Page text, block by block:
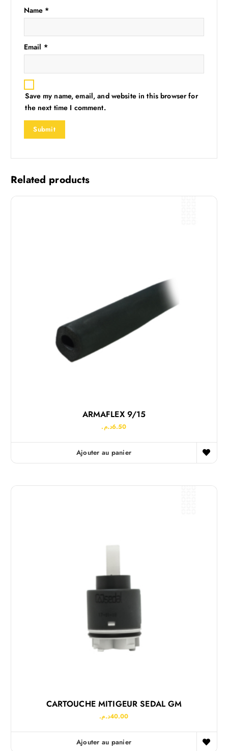
Name *
Email *
Save my name, email, and website in this browser for
the next time I comment.
Related products
ARMAFLEX 9/15
6.50د.م.
Ajouter au panier
CARTOUCHE MITIGEUR SEDAL GM
40.00د.م.
Ajouter au panier